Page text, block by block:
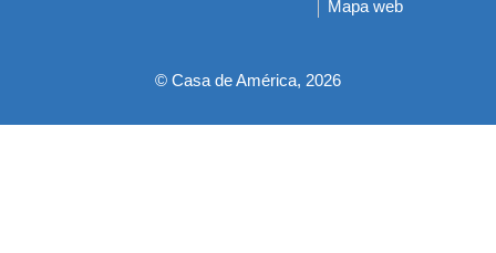
pie
Mapa web
© Casa de América, 2026